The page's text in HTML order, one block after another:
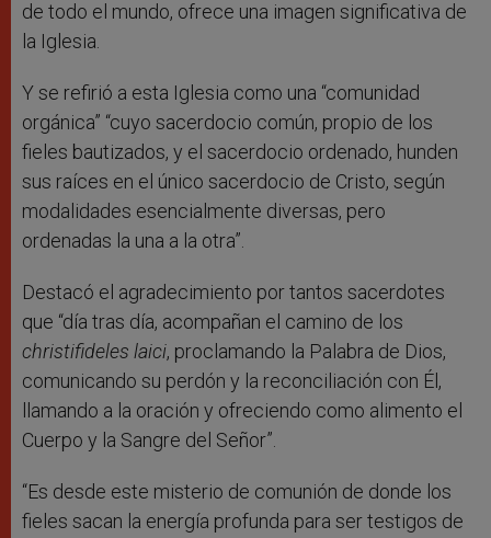
de todo el mundo, ofrece una imagen significativa de
la Iglesia.
Y se refirió a esta Iglesia como una “comunidad
orgánica” “cuyo sacerdocio común, propio de los
fieles bautizados, y el sacerdocio ordenado, hunden
sus raíces en el único sacerdocio de Cristo, según
modalidades esencialmente diversas, pero
ordenadas la una a la otra”.
Destacó el agradecimiento por tantos sacerdotes
que “día tras día, acompañan el camino de los
christifideles laici, proclamando la Palabra de Dios,
comunicando su perdón y la reconciliación con Él,
llamando a la oración y ofreciendo como alimento el
Cuerpo y la Sangre del Señor”.
“Es desde este misterio de comunión de donde los
fieles sacan la energía profunda para ser testigos de